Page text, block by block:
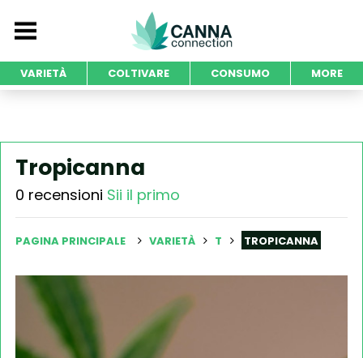
VARIETÀ COLTIVARE CONSUMO MORE
Tropicanna
0 recensioni Sii il primo
PAGINA PRINCIPALE VARIETÀ T TROPICANNA